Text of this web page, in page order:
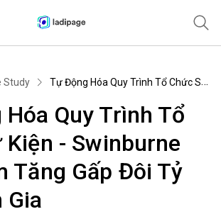
Study Tự Động Hóa Quy Trình Tổ Chức Sự Kiện - Swinburne Việt Nam Tăng Gấp Đôi Tỷ Lệ Tham Gia
Quy Trình Tổ
Kiện - Swinburne
Tăng Gấp Đôi Tỷ
Gia